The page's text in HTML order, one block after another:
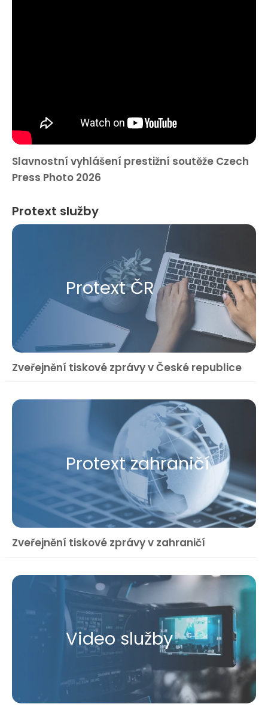
Slavnostní vyhlášení prestižní soutěže Czech
Press Photo 2026
Protext služby
Protext ČR
Zveřejnění tiskové zprávy v České republice
Protext zahraničí
Zveřejnění tiskové zprávy v zahraničí
Video služby